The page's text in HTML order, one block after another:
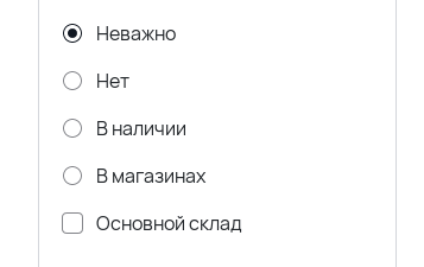
Неважно
Нет
В наличии
В магазинах
Основной склад